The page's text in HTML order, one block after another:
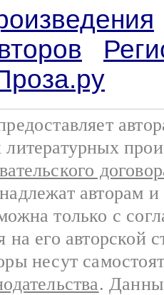
авторам
только с
на его авторской
несут
.